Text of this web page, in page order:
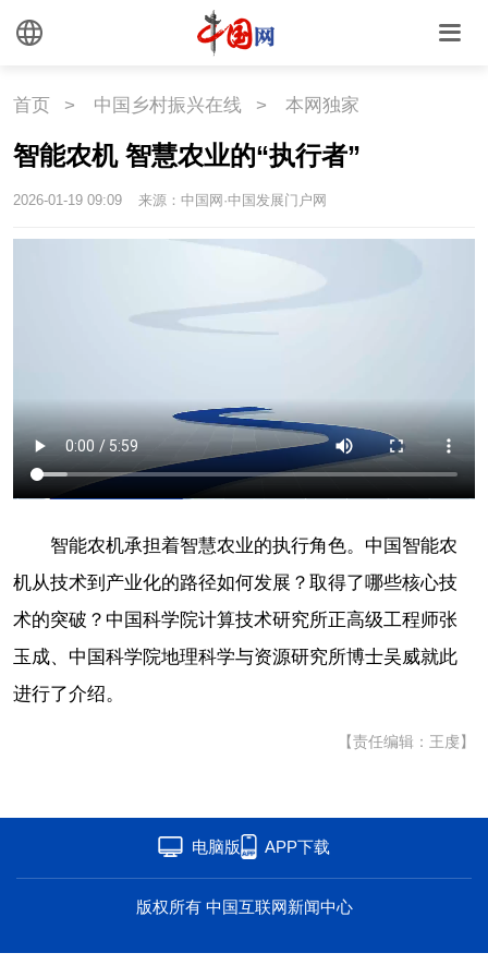
中国关键词
文化
文化 文创
旅游
国情 助残 一带一路
联盟 心理 老年
首页 > 中国乡村振兴在线 > 本网独家
智能农机 智慧农业的“执行者”
2026-01-19 09:09 来源：中国网·中国发展门户网
智能农机承担着智慧农业的执行角色。中国智能农
机从技术到产业化的路径如何发展？取得了哪些核心技
术的突破？中国科学院计算技术研究所正高级工程师张
玉成、中国科学院地理科学与资源研究所博士吴威就此
进行了介绍。
【责任编辑：王虔】
电脑版 APP下载
版权所有 中国互联网新闻中心